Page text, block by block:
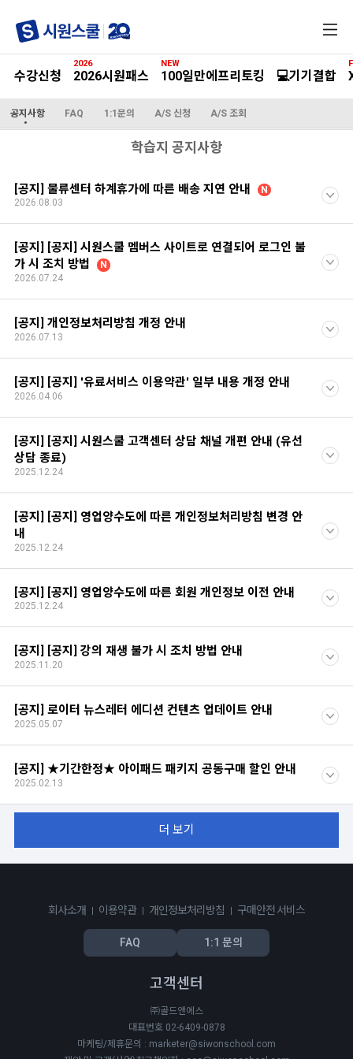
메
수강신청 2026시원패스
2026
100일만에프리토킹
NEW
💻기기결합
공지사항 FAQ 1:1문의 A/S 신청 A/S 조회
학습지 공지사항
[공지] 물류센터 하계휴가에 따른 배송 지연 안내
N
2026.08.03
[공지] [공지] 시원스쿨 멤버스 사이트로 연결되어 로그인 불
가 시 조치 방법
N
2026.07.24
[공지] 개인정보처리방침 개정 안내
2026.07.13
[공지] [공지] '유료서비스 이용약관' 일부 내용 개정 안내
2026.04.06
[공지] [공지] 시원스쿨 고객센터 상담 채널 개편 안내 (유선
상담 종료)
2025.12.24
[공지] [공지] 영업양수도에 따른 개인정보처리방침 변경 안
내
2025.12.24
[공지] [공지] 영업양수도에 따른 회원 개인정보 이전 안내
2025.12.24
[공지] [공지] 강의 재생 불가 시 조치 방법 안내
2025.11.20
[공지] 로이터 뉴스레터 에디션 컨텐츠 업데이트 안내
2025.05.07
[공지] ★기간한정★ 아이패드 패키지 공동구매 할인 안내
2025.02.13
더 보기
회사소개 이용약관 개인정보처리방침 구매안전 서비스
FAQ 1:1 문의
고객센터
㈜골드앤에스
대표번호 02-6409-0878
마케팅/제휴문의 : marketer@siwonschool.com